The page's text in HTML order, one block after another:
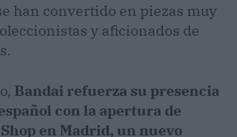
han convertido en piezas muy
y aficionados de
Bandai refuerza su presencia
con la apertura de
en Madrid, un nuevo